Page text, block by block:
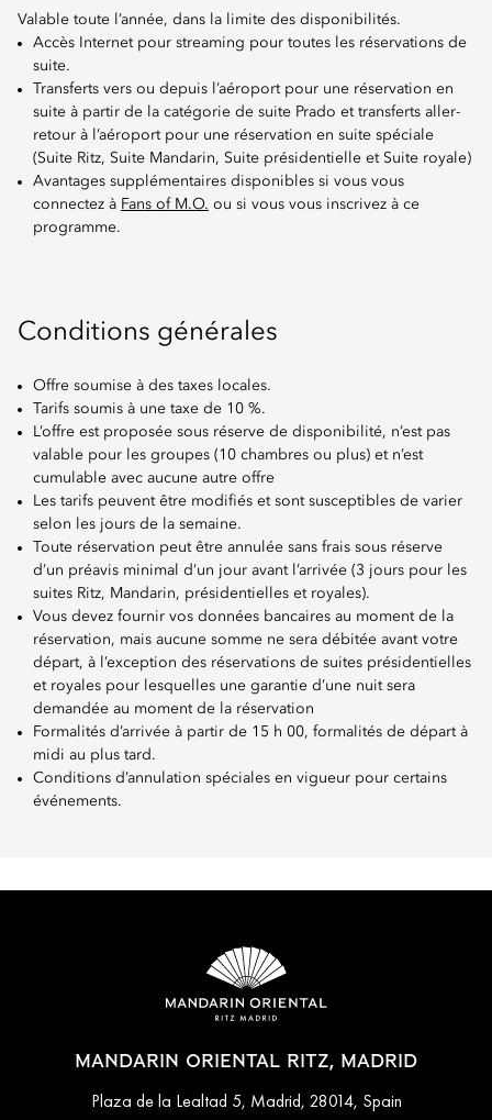
Valable toute l’année, dans la limite des disponibilités.
Accès Internet pour streaming pour toutes les réservations de
suite.
Transferts vers ou depuis l’aéroport pour une réservation en
suite à partir de la catégorie de suite Prado et transferts aller-
retour à l’aéroport pour une réservation en suite spéciale
(Suite Ritz, Suite Mandarin, Suite présidentielle et Suite royale)
Avantages supplémentaires disponibles si vous vous
connectez à Fans of M.O. ou si vous vous inscrivez à ce
programme.
Conditions générales
Offre soumise à des taxes locales.
Tarifs soumis à une taxe de 10 %.
L’offre est proposée sous réserve de disponibilité, n’est pas
valable pour les groupes (10 chambres ou plus) et n’est
cumulable avec aucune autre offre
Les tarifs peuvent être modifiés et sont susceptibles de varier
selon les jours de la semaine.
Toute réservation peut être annulée sans frais sous réserve
d’un préavis minimal d’un jour avant l’arrivée (3 jours pour les
suites Ritz, Mandarin, présidentielles et royales).
Vous devez fournir vos données bancaires au moment de la
réservation, mais aucune somme ne sera débitée avant votre
départ, à l’exception des réservations de suites présidentielles
et royales pour lesquelles une garantie d’une nuit sera
demandée au moment de la réservation
Formalités d’arrivée à partir de 15 h 00, formalités de départ à
midi au plus tard.
Conditions d’annulation spéciales en vigueur pour certains
événements.
MANDARIN ORIENTAL RITZ, MADRID
Plaza de la Lealtad 5, Madrid, 28014, Spain